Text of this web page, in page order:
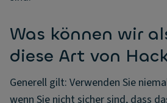
Was können wir
diese Art von
Generell gilt: Verwenden Sie
wenn Sie nicht sicher sind, dass